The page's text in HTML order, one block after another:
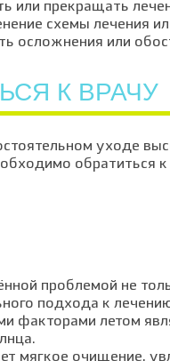
или прекращать
схемы лечения
осложнения или
К ВРАЧУ
уходе
обратиться
проблемой не
подхода к
факторами летом
мягкое очищение,